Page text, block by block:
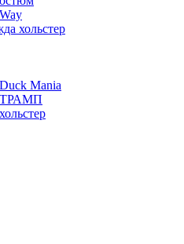
хольстер
Mania
ТРАМП